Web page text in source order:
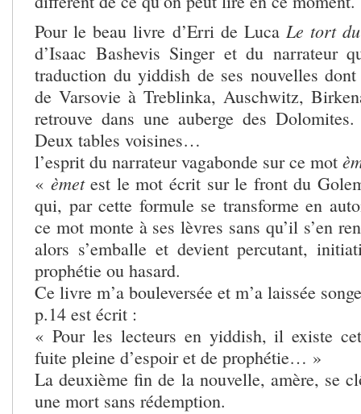
Pour le beau livre d’Erri de LucaLe tort
d’Isaac Bashevis Singer et du narrateur
traduction du yiddish de ses nouvelles
de Varsovie à Treblinka, Auschwitz,
retrouve dans une auberge des Dolomites.
Deux tables voisines…
l’esprit du narrateur vagabonde sur ce mot
« èmetest le mot écrit sur le front du
qui, par cette formule se transforme en
ce mot monte à ses lèvres sans qu’il s’en
alors s’emballe et devient percutant,
prophétie ou hasard.
Ce livre m’a bouleversée et m’a laissée
p.14 est écrit :
« Pour les lecteurs en yiddish, il existe
fuite pleine d’espoir et de prophétie… »
La deuxième fin de la nouvelle, amère, se
une mort sans rédemption.